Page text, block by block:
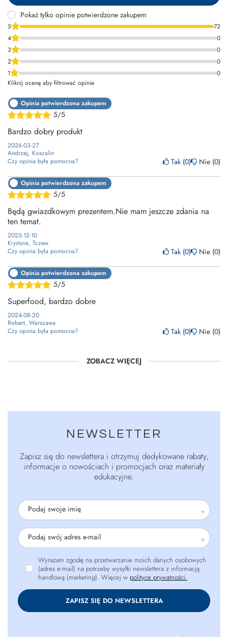
Pokaż tylko opinie potwierdzone zakupem
5
72
4
0
3
0
2
0
1
0
Kliknij ocenę aby filtrować opinie
5/5
Opinia potwierdzona zakupem
Bardzo dobry produkt
2026-03-27
Andrzej, Koszalin
Czy opinia była pomocna?
Tak 0 Nie 0
5/5
Opinia potwierdzona zakupem
Będą gwiazdkowym prezentem.Nie mam jeszcze zdania na
ten temat.
2025-12-10
Krystyna, Tczew
Czy opinia była pomocna?
Tak 0 Nie 0
5/5
Opinia potwierdzona zakupem
Superfood, bardzo dobre
2024-08-20
Robert, Warszawa
Czy opinia była pomocna?
Tak 0 Nie 0
ZOBACZ WIĘCEJ
NEWSLETTER
Zapisz się do newslettera i otrzymuj dedykowane rabaty,
informacje o nowościach i promocjach oraz materiały
edukacyjne.
Podaj swoje imię
Podaj swój adres e-mail
Wyrażam zgodę na przetwarzanie moich danych osobowych
(adres e-mail) na potrzeby wysyłki newslettera z informacją
handlową (marketing). Więcej w polityce prywatności.
ZAPISZ SIĘ DO NEWSLETTERA